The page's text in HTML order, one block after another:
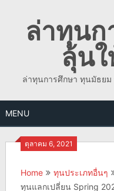
contentล่าทุน
ลุ้น
ล่าทุนการศึกษา ทุนมัธยม
MENU
ตุลาคม 6, 2021
Home
ทุนประเภทอื่นๆ
ทุนแลกเปลี่ยน Spring